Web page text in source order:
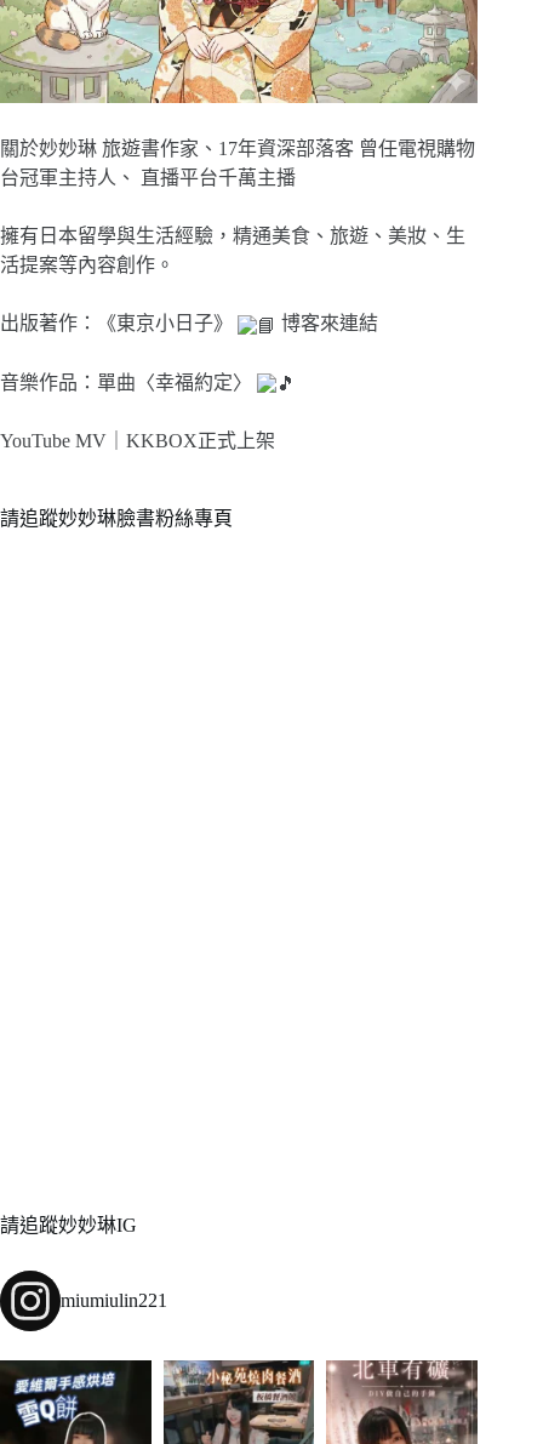
關於妙妙琳 旅遊書作家、17年資深部落客 曾任電視購物
台冠軍主持人、 直播平台千萬主播
擁有日本留學與生活經驗，精通美食、旅遊、美妝、生
活提案等內容創作。
出版著作：《東京小日子》 博客來連結
音樂作品：單曲〈幸福約定〉
YouTube MV｜ KKBOX正式上架
請追蹤妙妙琳臉書粉絲專頁
請追蹤妙妙琳IG
miumiulin221